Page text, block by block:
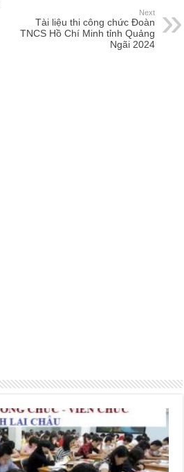
Next
Tài liệu thi công chức Đoàn
TNCS Hồ Chí Minh tỉnh Quảng
Ngãi 2024